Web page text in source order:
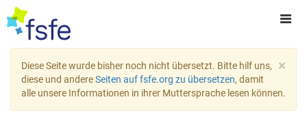
×
Diese Seite wurde bisher noch nicht übersetzt. Bitte hilf uns,
diese und andereSeiten auf fsfe.org zu übersetzen, damit
alle unsere Informationen in ihrer Muttersprache lesen können.